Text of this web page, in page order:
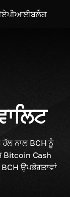
ਏਪੀਆਈਬਲੌਗ
ਨਾਲ BCH ਨੂੰ
Bitcoin Cash
ਉਪਭੋਗਤਾਵਾਂ